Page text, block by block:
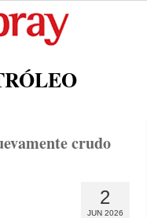
crudo
2
JUN 2026